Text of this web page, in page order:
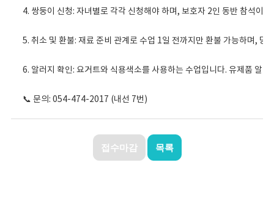
4. 쌍둥이 신청: 자녀별로 각각 신청해야 하며, 보호자 2인 동반 참석이
5. 취소 및 환불: 재료 준비 관계로 수업 1일 전까지만 환불 가능하며, 당
6. 알러지 확인: 요거트와 식용색소를 사용하는 수업입니다. 유제품 알
📞 문의: 054-474-2017 (내선 7번)
접수마감 목록